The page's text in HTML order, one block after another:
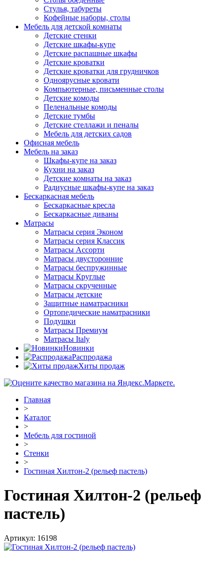
Стулья, табуреты
Кофейные наборы, столы
Мебель для детской комнаты
Детские стенки
Детские шкафы-купе
Детские распашные шкафы
Детские кроватки
Детские кроватки для грудничков
Одноярусные кровати
Компьютерные, письменные столы
Детские комоды
Пеленальные комоды
Детские тумбы
Детские стеллажи и пеналы
Мебель для детских садов
Офисная мебель
Мебель на заказ
Шкафы-купе на заказ
Кухни на заказ
Детские комнаты на заказ
Радиусные шкафы-купе на заказ
Бескаркасная мебель
Бескаркасные кресла
Бескаркасные диваны
Матрасы
Матрасы серия Эконом
Матрасы серия Классик
Матрасы Ассорти
Матрасы двусторонние
Матрасы беспружинные
Матрасы Круглые
Матрасы скрученные
Матрасы детские
Защитные наматрасники
Ортопедические наматрасники
Подушки
Матрасы Премиум
Матрасы Italy
Новинки
Распродажа
Хиты продаж
Главная
>
Каталог
>
Мебель для гостиной
>
Стенки
>
Гостиная Хилтон-2 (рельеф пастель)
Гостиная Хилтон-2 (рельеф
пастель)
Артикул: 16198